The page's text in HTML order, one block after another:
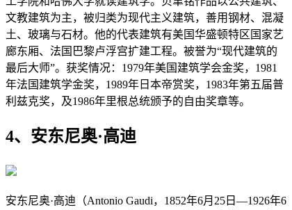
文教建筑为主，被归类为现代主义建筑，善用钢材、混凝
土、玻璃与石材。他的代表建筑有美国华盛顿特区国家艺
廊东厢、法国巴黎卢浮宫扩建工程。被誉为“现代建筑的
最后大师”。获奖情况：1979年美国建筑学会金奖，1981
年法国建筑学金奖，1989年日本帝赏奖，1983年第五届普
利兹克奖，及1986年里根总统颁予的自由奖章等。
4、安东尼奥·高迪
安东尼奥·高迪（Antonio Gaudi，1852年6月25日—1926年6